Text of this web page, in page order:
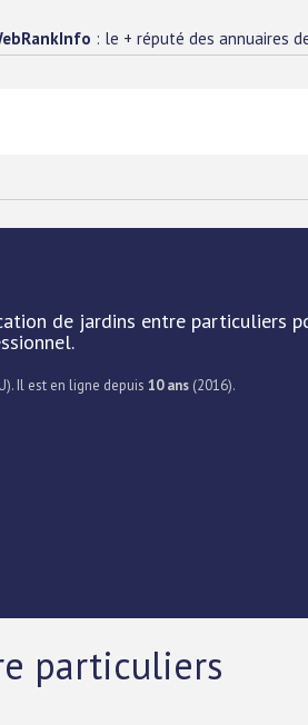
: le + réputé des annuaires
de jardins entre particuliers
Il est en ligne depuis 10 ans (2016).
particuliers